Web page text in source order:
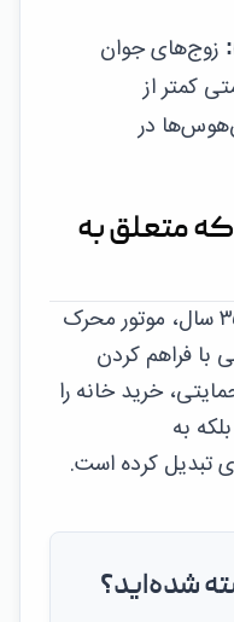
زوج‌های جوان
کمتر از
در
متعلق به
انتظار می‌رود گروه سنی ۲۵ تا ۳۵ سال، موتور محرک
با فراهم کردن
خرید خانه را
به
تبدیل کرده است.
شده‌اید؟